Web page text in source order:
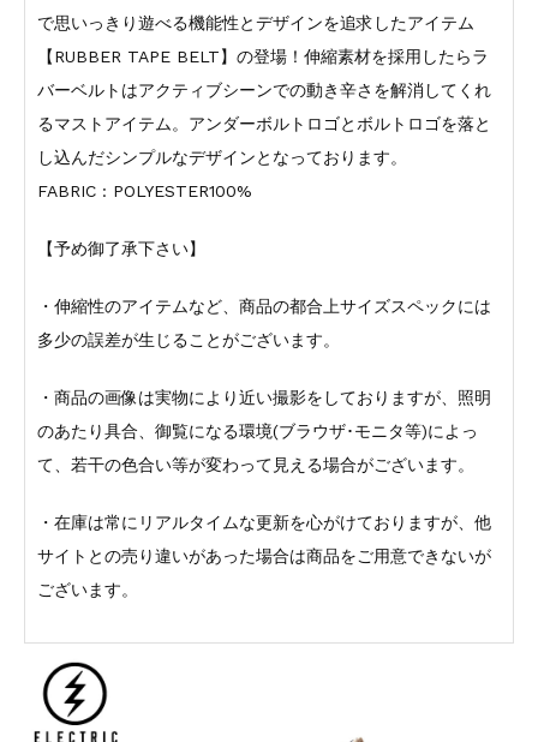
で思いっきり遊べる機能性とデザインを追求したアイテム
【RUBBER TAPE BELT】の登場！伸縮素材を採用したらラ
バーベルトはアクティブシーンでの動き辛さを解消してくれ
るマストアイテム。アンダーボルトロゴとボルトロゴを落と
し込んだシンプルなデザインとなっております。
FABRIC : POLYESTER100%
【予め御了承下さい】
・伸縮性のアイテムなど、商品の都合上サイズスペックには
多少の誤差が生じることがございます。
・商品の画像は実物により近い撮影をしておりますが、照明
のあたり具合、御覧になる環境(ブラウザ･モニタ等)によっ
て、若干の色合い等が変わって見える場合がございます。
・在庫は常にリアルタイムな更新を心がけておりますが、他
サイトとの売り違いがあった場合は商品をご用意できないが
ございます。